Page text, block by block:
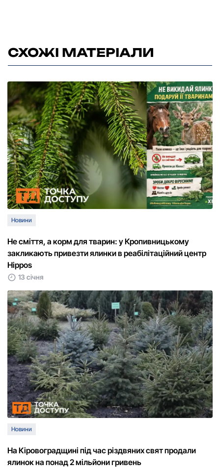
СХОЖІ МАТЕРІАЛИ
Новини
Не сміття, а корм для тварин: у Кропивницькому
закликають привезти ялинки в реабілітаційний центр
Hippos
13 січня
Новини
На Кіровоградщині під час різдвяних свят продали
ялинок на понад 2 мільйони гривень